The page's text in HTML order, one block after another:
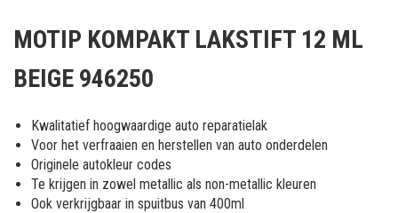
het
van
afbeeldingen-
gallerij
MOTIP KOMPAKT LAKSTIFT 12 ML
BEIGE 946250
Kwalitatief hoogwaardige auto reparatielak
Voor het verfraaien en herstellen van auto onderdelen
Originele autokleur codes
Te krijgen in zowel metallic als non-metallic kleuren
Ook verkrijgbaar in spuitbus van 400ml